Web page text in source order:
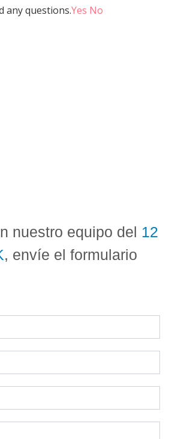
nuestro equipo del 12
, envíe el formulario
any questions.Yes No